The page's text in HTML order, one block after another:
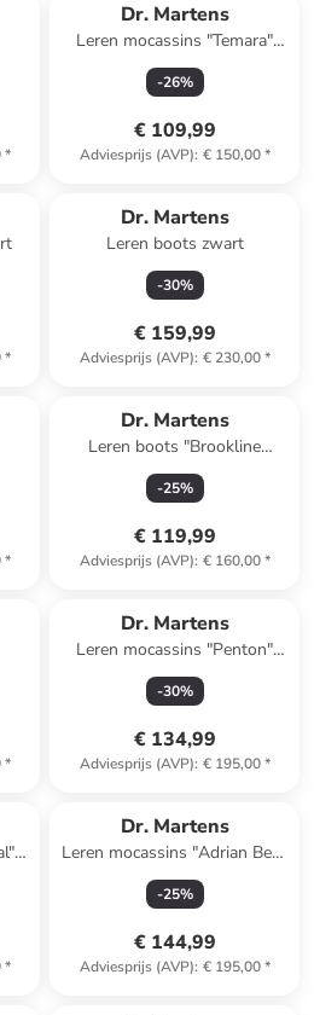
*
Dr. Martens
Leren mocassins "Temara"
bruin
-26%
€ 109,99
Adviesprijs (AVP): € 150,00*
*
Dr. Martens
Leren boots zwart
-30%
€ 159,99
Adviesprijs (AVP): € 230,00*
*
Dr. Martens
Leren boots "Brookline
Chukka" bruin
-25%
€ 119,99
Adviesprijs (AVP): € 160,00*
*
Dr. Martens
Leren mocassins "Penton"
zwart
-30%
€ 134,99
Adviesprijs (AVP): € 195,00*
*
Dr. Martens
Leren mocassins "Adrian Ben"
zwart
-25%
€ 144,99
Adviesprijs (AVP): € 195,00*